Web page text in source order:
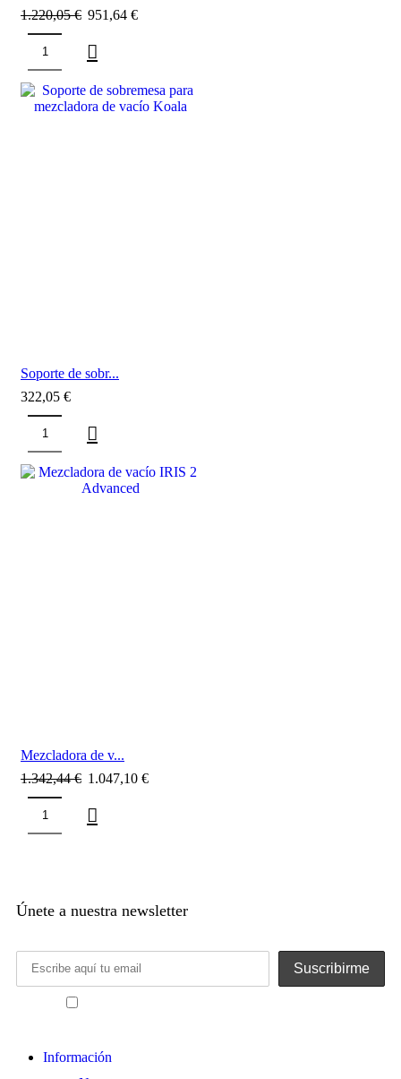
1.220,05€ 951,64 €
Soporte de sobr...
322,05 €
SALE
Mezcladora de v...
1.342,44€ 1.047,10 €
Únete a nuestra newsletter
Información